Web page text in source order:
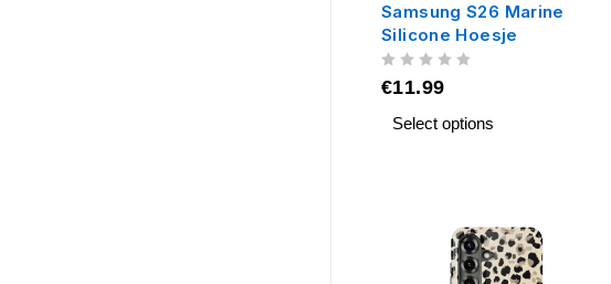
Samsung S26 Marine
Silicone Hoesje
€11.99
Select options